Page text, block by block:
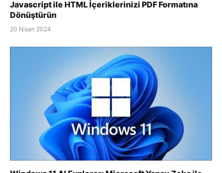
Javascript ile HTML İçeriklerinizi PDF Formatına
Dönüştürün
20 Nisan 2024